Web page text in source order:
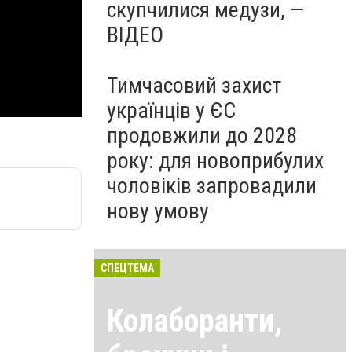
скупчилися медузи, —
ВІДЕО
Тимчасовий захист
українців у ЄС
продовжили до 2028
року: для новоприбулих
чоловіків запровадили
нову умову
СПЕЦТЕМА
Колаборанти,